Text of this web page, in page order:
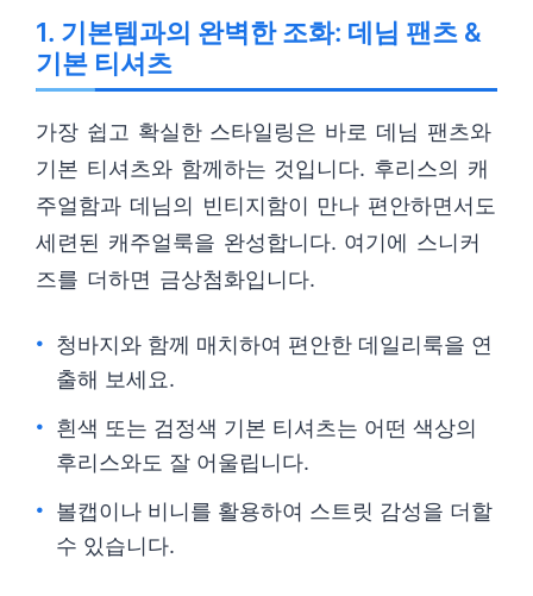
1. 기본템과의 완벽한 조화: 데님 팬츠 &
기본 티셔츠
가장 쉽고 확실한 스타일링은 바로 데님 팬츠와
기본 티셔츠와 함께하는 것입니다. 후리스의 캐
주얼함과 데님의 빈티지함이 만나 편안하면서도
세련된 캐주얼룩을 완성합니다. 여기에 스니커
즈를 더하면 금상첨화입니다.
청바지와 함께 매치하여 편안한 데일리룩을 연
출해 보세요.
흰색 또는 검정색 기본 티셔츠는 어떤 색상의
후리스와도 잘 어울립니다.
볼캡이나 비니를 활용하여 스트릿 감성을 더할
수 있습니다.